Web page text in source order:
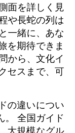
面を詳しく見
や長蛇の列は
一緒に、あな
を期待できま
から、文化イ
セスまで、可
の違いについ
。 全国ガイド
大規模なグル